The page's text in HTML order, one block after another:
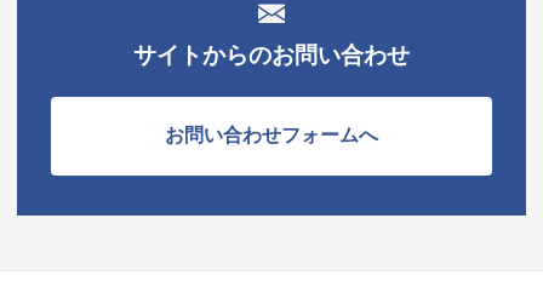
サイトからのお問い合わせ
お問い合わせフォームへ